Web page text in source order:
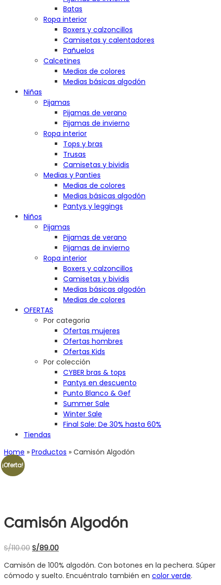
Batas
Ropa interior
Boxers y calzoncillos
Camisetas y calentadores
Pañuelos
Calcetines
Medias de colores
Medias básicas algodón
Niñas
Pijamas
Pijamas de verano
Pijamas de invierno
Ropa interior
Tops y bras
Trusas
Camisetas y bividis
Medias y Panties
Medias de colores
Medias básicas algodón
Pantys y leggings
Niños
Pijamas
Pijamas de verano
Pijamas de invierno
Ropa interior
Boxers y calzoncillos
Camisetas y bividis
Medias básicas algodón
Medias de colores
OFERTAS
Por categoria
Ofertas mujeres
Ofertas hombres
Ofertas Kids
Por colección
CYBER bras & tops
Pantys en descuento
Punto Blanco & Gef
Summer Sale
Winter Sale
Final Sale: De 30% hasta 60%
Tiendas
Home » Productos » Camisón Algodón
¡Oferta!
Camisón Algodón
S/110.00 El
original
era:
S/89.00
actual
es:
Camisón de 100% algodón. Con botones en la pechera. Súper
cómodo y suelto. Encuéntralo también en color verde.